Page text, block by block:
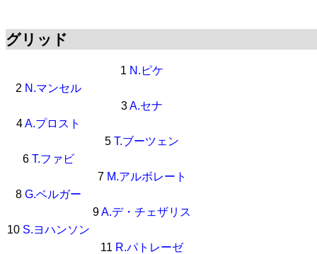
グリッド
1 N.ピケ
2 N.マンセル
3A.セナ
4A.プロスト
5 T.ブーツェン
6 T.ファビ
7 M.アルボレート
8 G.ベルガー
9A.デ・チェザリス
10 S.ヨハンソン
11 R.パトレーゼ